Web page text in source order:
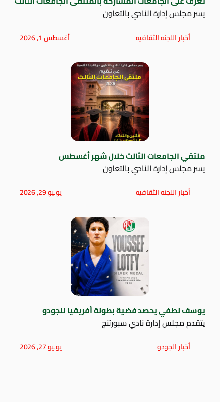
يسر مجلس إدارة النادي بالتعاون
أخبار اللجنه الثقافيه أغسطس 1, 2026
ملتقي الجامعات الثالث خلال شهر أغسطس
يسر مجلس إدارة النادي بالتعاون
أخبار اللجنه الثقافيه يوليو 29, 2026
يوسف لطفي يحصد فضية بطولة أفريقيا للجودو
يتقدم مجلس إدارة نادي سبورتنج
أخبار الجودو يوليو 27, 2026